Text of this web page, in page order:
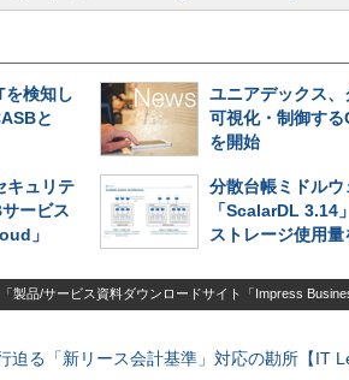
を検知し
と
ユニアデックス
可視化・制御す
を開始
キュリテ
ービス
」
分散台帳ミドルウ
「ScalarDL 3.14
ストレージ使用量
「製品/サービス資料ダウンロードサイト「Impress
迫る「新リース会計基準」対応の勘所【IT